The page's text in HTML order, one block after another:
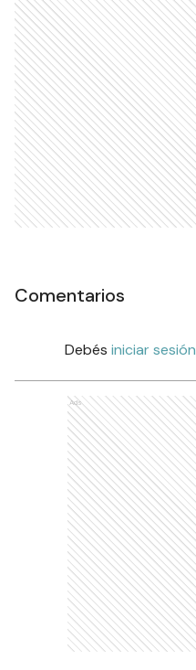
Comentarios
Debés iniciar sesión
Ads